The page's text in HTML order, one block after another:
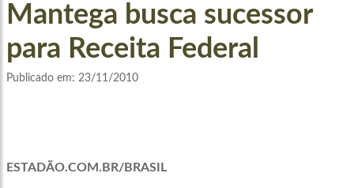
Mantega busca sucessor
para Receita Federal
Publicado em: 23/11/2010
ESTADÃO.COM.BR/BRASIL